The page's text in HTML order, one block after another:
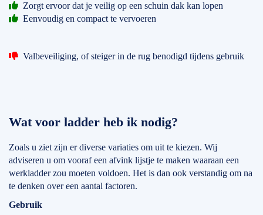
Zorgt ervoor dat je veilig op een schuin dak kan lopen
Eenvoudig en compact te vervoeren
Valbeveiliging, of steiger in de rug benodigd tijdens gebruik
Wat voor ladder heb ik nodig?
Zoals u ziet zijn er diverse variaties om uit te kiezen. Wij
adviseren u om vooraf een afvink lijstje te maken waaraan een
werkladder zou moeten voldoen. Het is dan ook verstandig om na
te denken over een aantal factoren.
Gebruik